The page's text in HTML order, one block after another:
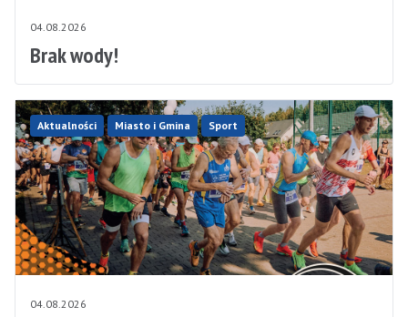
04.08.2026
Brak wody!
Aktualności Miasto i Gmina Sport
04.08.2026